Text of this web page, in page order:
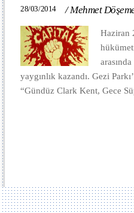
28/03/2014 /Mehmet
Haziran
yaygınlık kazandı. Gezi
“Gündüz Clark Kent, Gece